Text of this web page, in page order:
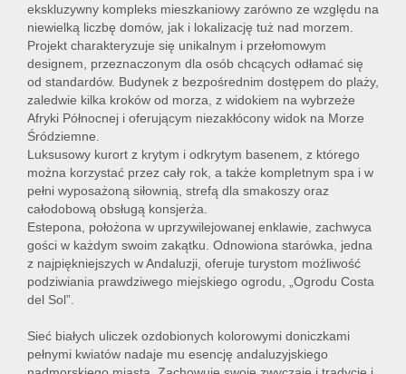
Hale
ekskluzywny kompleks mieszkaniowy zarówno ze względu na
niewielką liczbę domów, jak i lokalizację tuż nad morzem.
Projekt charakteryzuje się unikalnym i przełomowym
designem, przeznaczonym dla osób chcących odłamać się
od standardów. Budynek z bezpośrednim dostępem do plaży,
zaledwie kilka kroków od morza, z widokiem na wybrzeże
Afryki Północnej i oferującym niezakłócony widok na Morze
Śródziemne.
Luksusowy kurort z krytym i odkrytym basenem, z którego
można korzystać przez cały rok, a także kompletnym spa i w
pełni wyposażoną siłownią, strefą dla smakoszy oraz
całodobową obsługą konsjerża.
Estepona, położona w uprzywilejowanej enklawie, zachwyca
gości w każdym swoim zakątku. Odnowiona starówka, jedna
z najpiękniejszych w Andaluzji, oferuje turystom możliwość
podziwiania prawdziwego miejskiego ogrodu, „Ogrodu Costa
del Sol”.
Sieć białych uliczek ozdobionych kolorowymi doniczkami
pełnymi kwiatów nadaje mu esencję andaluzyjskiego